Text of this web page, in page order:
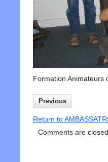
Formation Animateurs
Previous
Return to
Comments are closed.